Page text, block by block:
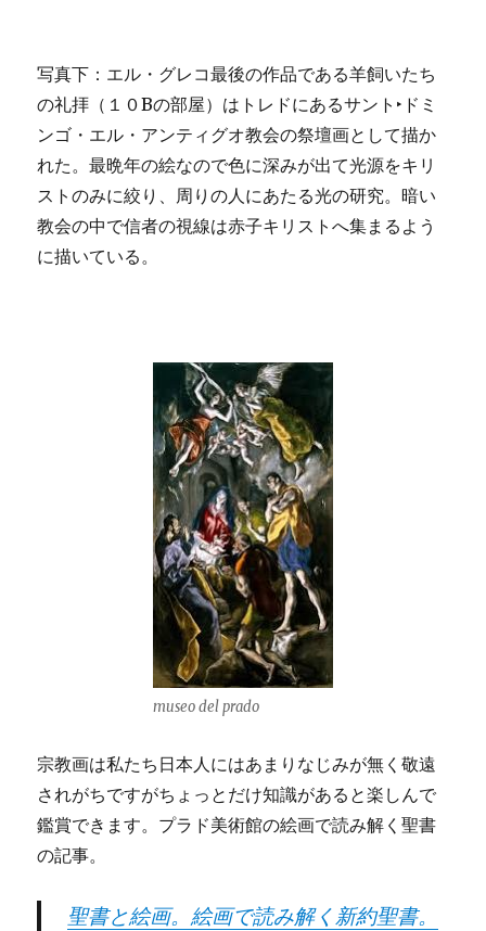
写真下：エル・グレコ最後の作品である羊飼いたち
の礼拝（１０Bの部屋）はトレドにあるサント‣ドミ
ンゴ・エル・アンティグオ教会の祭壇画として描か
れた。最晩年の絵なので色に深みが出て光源をキリ
ストのみに絞り、周りの人にあたる光の研究。暗い
教会の中で信者の視線は赤子キリストへ集まるよう
に描いている。
museo del prado
宗教画は私たち日本人にはあまりなじみが無く敬遠
されがちですがちょっとだけ知識があると楽しんで
鑑賞できます。プラド美術館の絵画で読み解く聖書
の記事。
聖書と絵画。絵画で読み解く新約聖書。